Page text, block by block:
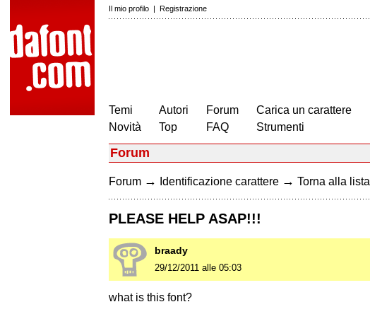
Il mio profilo | Registrazione
Temi
Novità
Autori
Top
Forum
FAQ
Carica un carattere
Strumenti
Forum
Forum → Identificazione carattere → Torna alla lista
PLEASE HELP ASAP!!!
braady
29/12/2011 alle 05:03
what is this font?